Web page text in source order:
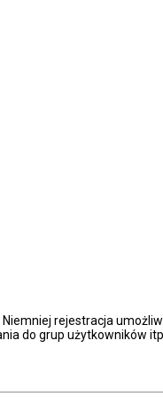
rejestracja
do grup użytkowników